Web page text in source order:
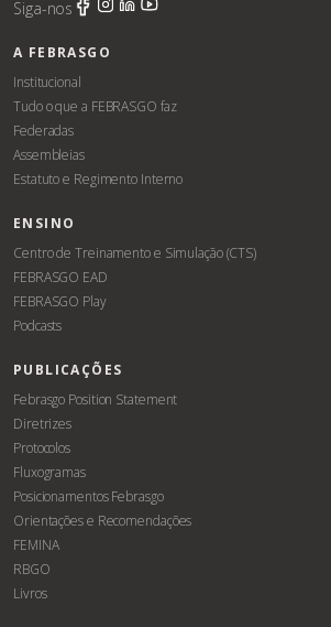
Siga-nos
A FEBRASGO
Institucional
Tudo o que a FEBRASGO faz
Federadas
Assembleias
Estatuto e Regimento Interno
ENSINO
Centro de Treinamento e Simulação (CTS)
FEBRASGO EAD
FEBRASGO Play
Podcasts
PUBLICAÇÕES
Febrasgo Position Statement
Diretrizes
Protocolos
Fluxogramas
Posicionamentos Febrasgo
Orientações e Recomendações
FEMINA
RBGO
Livros